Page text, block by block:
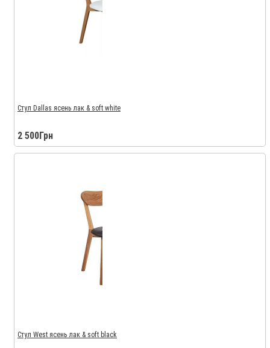
Стул Dallas ясень лак & soft white
2 500Грн
Стул West ясень лак & soft black